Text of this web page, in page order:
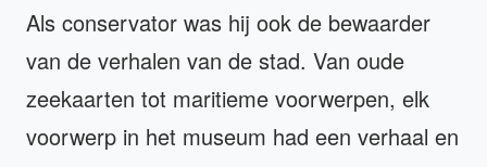
Als conservator was hij ook de bewaarder
van de verhalen van de stad. Van oude
zeekaarten tot maritieme voorwerpen, elk
voorwerp in het museum had een verhaal en